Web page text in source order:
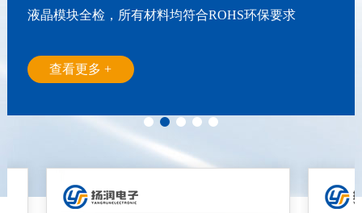
优势3-简介
查看更多 +